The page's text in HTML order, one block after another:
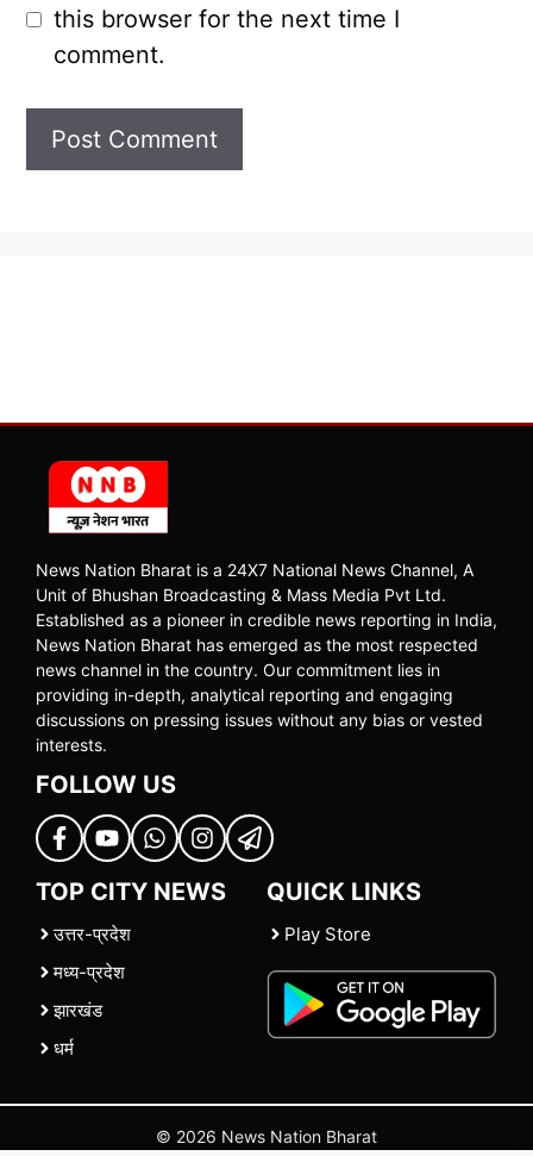
this browser for the next time I
comment.
News Nation Bharat is a 24X7 National News Channel, A
Unit of Bhushan Broadcasting & Mass Media Pvt Ltd.
Established as a pioneer in credible news reporting in India,
News Nation Bharat has emerged as the most respected
news channel in the country. Our commitment lies in
providing in-depth, analytical reporting and engaging
discussions on pressing issues without any bias or vested
interests.
FOLLOW US
TOP CITY NEWS
उत्तर-प्रदेश
मध्य-प्रदेश
झारखंड
धर्म
QUICK LINKS
Play Store
© 2026 News Nation Bharat